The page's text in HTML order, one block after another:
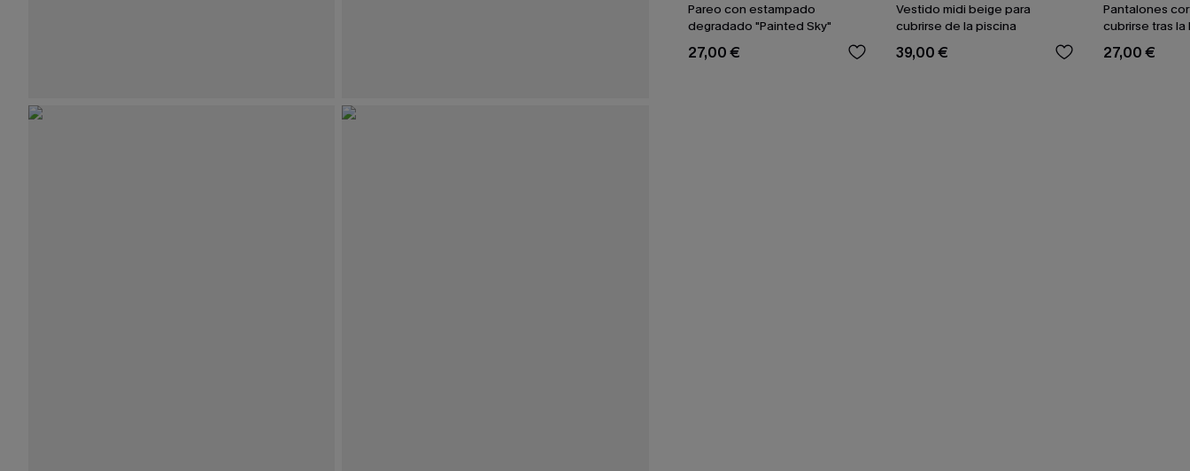
Pareo con estampado
degradado "Painted Sky"
27,00 €
Vestido midi beige para
cubrirse de la piscina
39,00 €
Pantalones
cubrirse tras
27,00 €